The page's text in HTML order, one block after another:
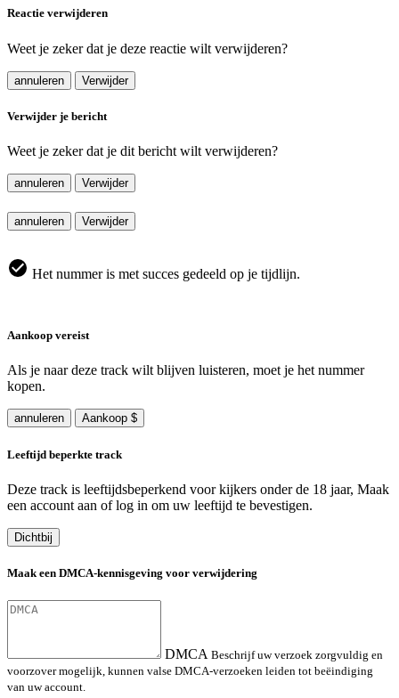
Reactie verwijderen
Weet je zeker dat je deze reactie wilt verwijderen?
annuleren Verwijder
Verwijder je bericht
Weet je zeker dat je dit bericht wilt verwijderen?
annuleren Verwijder
annuleren Verwijder
Het nummer is met succes gedeeld op je tijdlijn.
Aankoop vereist
Als je naar deze track wilt blijven luisteren, moet je het nummer
kopen.
annuleren Aankoop $
Leeftijd beperkte track
Deze track is leeftijdsbeperkend voor kijkers onder de 18 jaar, Maak
een account aan of log in om uw leeftijd te bevestigen.
Dichtbij
Maak een DMCA-kennisgeving voor verwijdering
DMCA Beschrijf uw verzoek zorgvuldig en
voorzover mogelijk, kunnen valse DMCA-verzoeken leiden tot beëindiging
van uw account.